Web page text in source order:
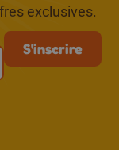
exclusives.